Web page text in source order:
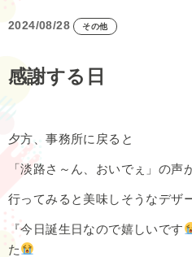
2024/08/28 その他
感謝する日
夕方、事務所に戻ると
「淡路さ～ん、おいでぇ」の声
行ってみると美味しそうなデザ
『今日誕生日なので嬉しいです
た